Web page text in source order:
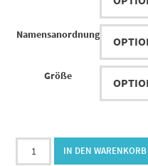
Namensanordnung
Größe
Lederpuschen
Blume
IN DEN WARENKORB